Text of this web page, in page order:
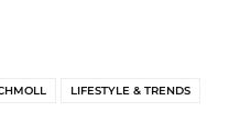
LIFESTYLE & TRENDS